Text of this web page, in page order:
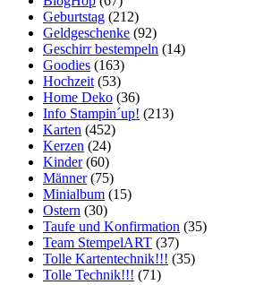
Geburtstag (212)
Geldgeschenke (92)
Geschirr bestempeln (14)
Goodies (163)
Hochzeit (53)
Home Deko (36)
Info Stampin´up! (213)
Karten (452)
Kerzen (24)
Kinder(60)
Männer(75)
Minialbum (15)
Ostern (30)
Taufe und Konfirmation (35)
Team StempelART (37)
Tolle Kartentechnik!!! (35)
Tolle Technik!!! (71)